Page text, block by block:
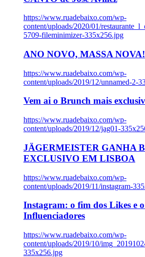
https://www.ruadebaixo.com/wp-
content/uploads/2020/01/
5709-fileminimizer-335x256.jpg
ANO NOVO, MASSA NOVA!
https://www.ruadebaixo.com/wp-
content/uploads/2019/12/unnamed-2-
Vem ai o Brunch mais
https://www.ruadebaixo.com/wp-
content/uploads/2019/12/jag01-
JÄGERMEISTER GANHA
EXCLUSIVO EM LISBOA
https://www.ruadebaixo.com/wp-
content/uploads/2019/11/instagram-
Instagram: o fim dos Likes e
Influenciadores
https://www.ruadebaixo.com/wp-
content/uploads/2019/10/
335x256.jpg